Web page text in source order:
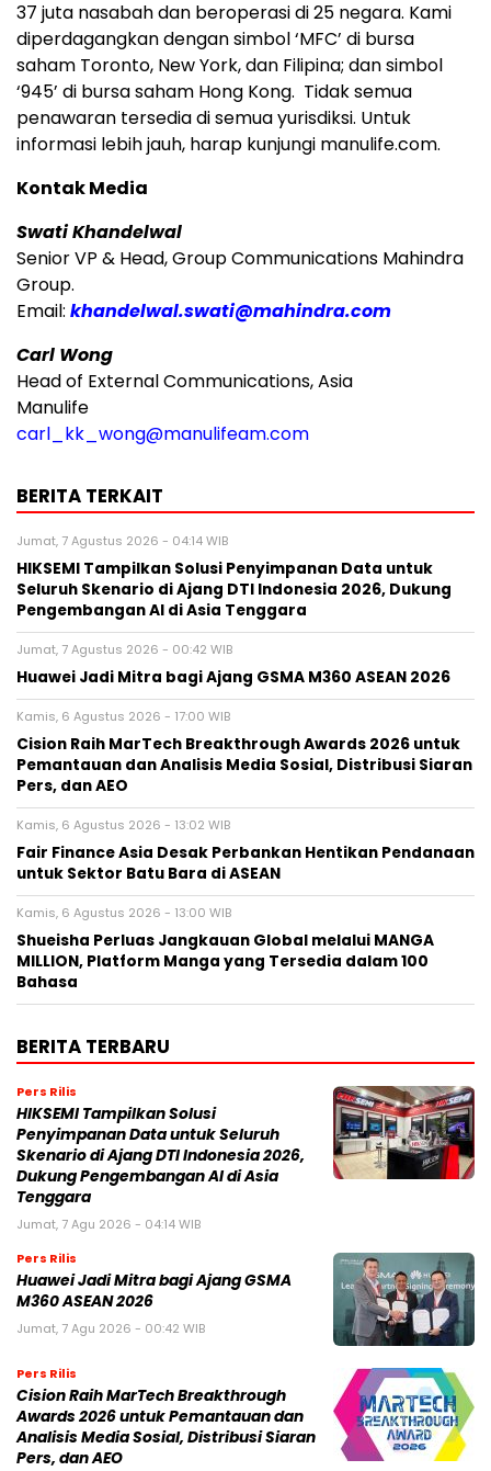
37 juta nasabah dan beroperasi di 25 negara. Kami
diperdagangkan dengan simbol ‘MFC’ di bursa
saham Toronto, New York, dan Filipina; dan simbol
‘945’ di bursa saham Hong Kong. Tidak semua
penawaran tersedia di semua yurisdiksi. Untuk
informasi lebih jauh, harap kunjungi manulife.com.
Kontak Media
Swati Khandelwal
Senior VP & Head, Group Communications Mahindra
Group.
Email: khandelwal.swati@mahindra.com
Carl Wong
Head of External Communications, Asia
Manulife
carl_kk_wong@manulifeam.com
BERITA TERKAIT
Jumat, 7 Agustus 2026 - 04:14 WIB
HIKSEMI Tampilkan Solusi Penyimpanan Data untuk
Seluruh Skenario di Ajang DTI Indonesia 2026, Dukung
Pengembangan AI di Asia Tenggara
Jumat, 7 Agustus 2026 - 00:42 WIB
Huawei Jadi Mitra bagi Ajang GSMA M360 ASEAN 2026
Kamis, 6 Agustus 2026 - 17:00 WIB
Cision Raih MarTech Breakthrough Awards 2026 untuk
Pemantauan dan Analisis Media Sosial, Distribusi Siaran
Pers, dan AEO
Kamis, 6 Agustus 2026 - 13:02 WIB
Fair Finance Asia Desak Perbankan Hentikan Pendanaan
untuk Sektor Batu Bara di ASEAN
Kamis, 6 Agustus 2026 - 13:00 WIB
Shueisha Perluas Jangkauan Global melalui MANGA
MILLION, Platform Manga yang Tersedia dalam 100
Bahasa
BERITA TERBARU
Pers Rilis
HIKSEMI Tampilkan Solusi
Penyimpanan Data untuk Seluruh
Skenario di Ajang DTI Indonesia 2026,
Dukung Pengembangan AI di Asia
Tenggara
Jumat, 7 Agu 2026 - 04:14 WIB
Pers Rilis
Huawei Jadi Mitra bagi Ajang GSMA
M360 ASEAN 2026
Jumat, 7 Agu 2026 - 00:42 WIB
Pers Rilis
Cision Raih MarTech Breakthrough
Awards 2026 untuk Pemantauan dan
Analisis Media Sosial, Distribusi Siaran
Pers, dan AEO